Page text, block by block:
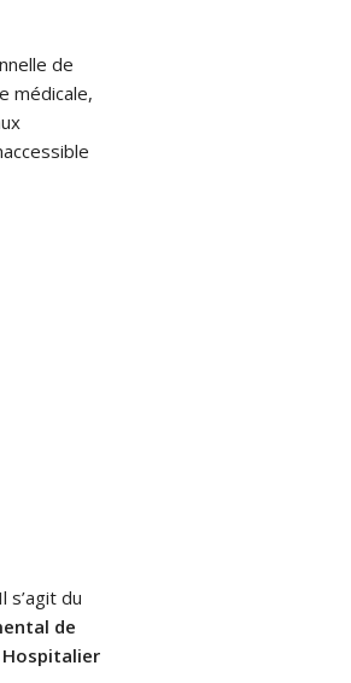
de
médicale,
du
de
Hospitalier